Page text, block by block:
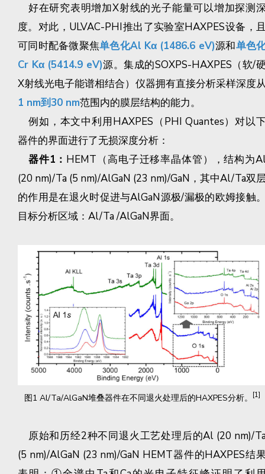
好在研究表明增加X射线的光子能量可以增加探测
度。对此，ULVAC-PHI推出了实验室HAXPES设备，
可同时配备微聚焦单色化Al Kα (1486.6 eV)源和单色
Cr Kα (5414.9 eV)源。集成的SOXPS-HAXPES（软/
X射线光电子能谱相结合）仪器拥有直接分析采样深度
1 nm到30 nm范围内的膜层结构的能力。
例如，本文中利用HAXPES（PHI Quantes）对以
器件的界面进行了无损深度分析：
器件1： HEMT（高电子迁移率晶体管），结构为
(20 nm)/Ta (5 nm)/AlGaN (23 nm)/GaN，其中Al/Ta双
的作用是在退火时促进与AlGaN源极/漏极的欧姆接触
目标分析区域：Al/Ta /AlGaN界面。
图1 Al/Ta/AlGaN堆叠器件在不同退火处理后的HAXPES分析。 [1]
原始和历经2种不同退火工艺处理后的Al (20 nm)/
(5 nm)/AlGaN (23 nm)/GaN HEMT器件的HAXPES结